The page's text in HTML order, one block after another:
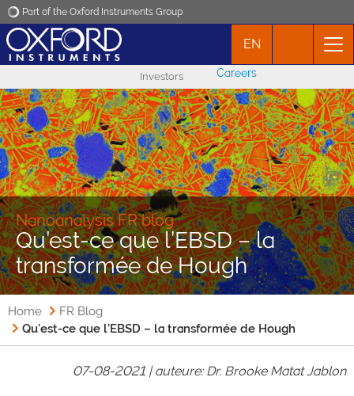
Part of the Oxford Instruments Group
Applications
Products
News
Events
Contact
EN
Investors Careers
Nanoanalysis FR blog
Qu’est-ce que l’EBSD – la
transformée de Hough
Home
FR Blog
Qu’est-ce que l’EBSD – la transformée de Hough
07-08-2021 |auteure: Dr. Brooke Matat Jablon